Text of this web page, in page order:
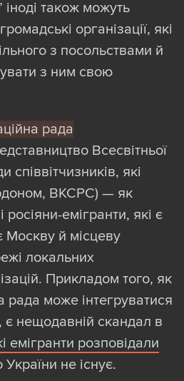
живий (
для людини) /
Ми робили це
дуже люблять
своїх друзів. В
“партнерів
ми виявили чи не
(
детальніше див.
з “експертами”
мабуть, один з
майданчиків, де
свої світоглядні ідеї.
— сотні різних
також можуть
організації, які
з посольствами й
з ним свою
рада
Всесвітньої
співвітчизників, які
ВКСРС) — як
емігранти, які є
Москву й місцеву
локальних
Прикладом того, як
рада може інтегруватися
є нещодавній скандал в
емігранти розповідали
України не існує.